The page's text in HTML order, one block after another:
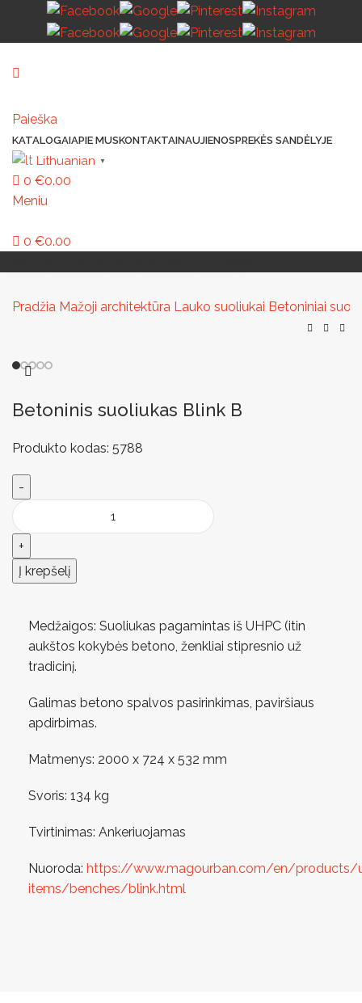
Paieška
KATALOGAIAPIE MUSKONTAKTAINAUJIENOSPREKĖS SANDĖLYJE
Lithuanian ▼
0 €0.00
Meniu
0 €0.00
VAIKŲ ŽAIDIMO AIKŠTELĖSLAUKO ŠVIESTUVAI
AUTOMATINIAI LAUKO WC IŠMANIEJI ĮRENGINIAI
Pradžia Mažoji architektūra Lauko suoliukai Betoniniai
Betoninis suoliukas Blink B
Produkto kodas: 5788
Į krepšelį
Medžaigos: Suoliukas pagamintas iš UHPC (itin
aukštos kokybės betono, ženkliai stipresnio už
tradicinį.
Galimas betono spalvos pasirinkimas, paviršiaus
apdirbimas.
Matmenys: 2000 x 724 x 532 mm
Svoris: 134 kg
Tvirtinimas: Ankeriuojamas
Nuoroda: https://www.magourban.com/en/products/
items/benches/blink.html